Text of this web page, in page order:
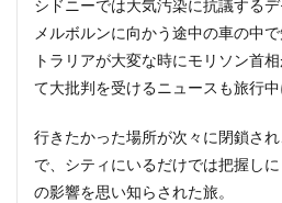
シドニーでは大気汚染に抗議する
メルボルンに向かう途中の車の中
トラリアが大変な時にモリソン首
て大批判を受けるニュースも旅行中
行きたかった場所が次々に閉鎖さ
で、シティにいるだけでは把握し
の影響を思い知らされた旅。